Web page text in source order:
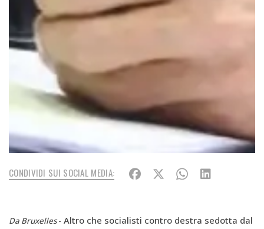
CONDIVIDI SUI SOCIAL MEDIA:
Da Bruxelles- Altro che socialisti contro destra sedotta dal